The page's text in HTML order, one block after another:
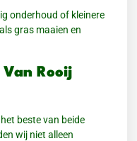
onderhoud of kleinere
gras maaien en
Rooij
beste van beide
wij niet alleen